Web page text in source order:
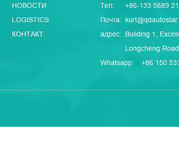
НОВОСТИ
LOGISTICS
КОНТАКТ
Тел:
+86-133 5689
Почта:
адрес: Building 1,
Longcheng
Whatsapp:
+86 150